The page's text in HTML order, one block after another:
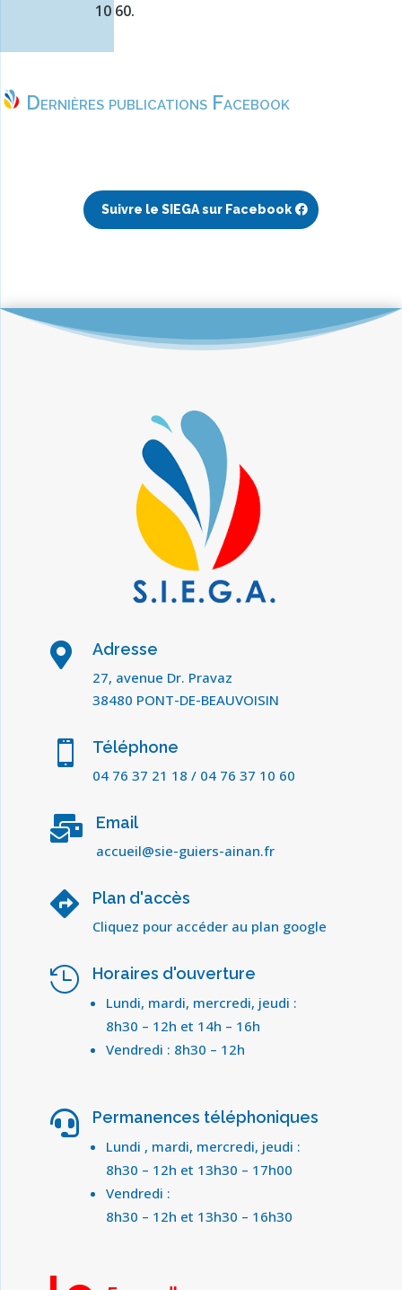
10 60.
Dernières publications Facebook
Suivre le SIEGA sur Facebook
 Adresse
27, avenue Dr. Pravaz
38480 PONT-DE-BEAUVOISIN
 Téléphone
04 76 37 21 18 / 04 76 37 10 60
 Email
accueil@sie-guiers-ainan.fr
 Plan d'accès
Cliquez pour accéder au plan google
 Horaires d'ouverture
Lundi, mardi, mercredi, jeudi :
8h30 – 12h et 14h – 16h
Vendredi : 8h30 – 12h
 Permanences téléphoniques
Lundi , mardi, mercredi, jeudi :
8h30 – 12h et 13h30 – 17h00
Vendredi :
8h30 – 12h et 13h30 – 16h30